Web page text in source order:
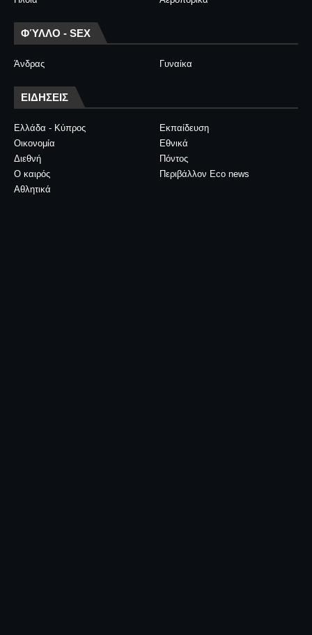
ΦΎΛΛΟ - SEX
Άνδρας Γυναίκα
ΕΙΔΗΣΕΙΣ
Ελλάδα - Κύπρος
Εκπαίδευση
Οικονομία
Εθνικά
Διεθνή
Πόντος
Ο καιρός
Περιβάλλον Eco news
Αθλητικά